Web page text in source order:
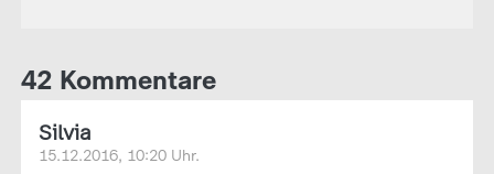
42 Kommentare
Silvia
15.12.2016, 10:20 Uhr.